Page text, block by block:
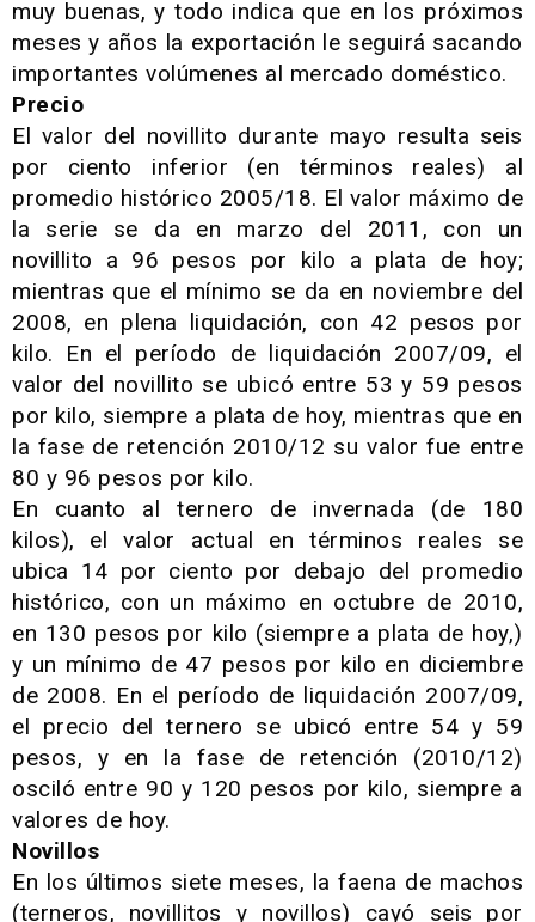
muy buenas, y todo indica que en los próximos
meses y años la exportación le seguirá sacando
importantes volúmenes al mercado doméstico.
Precio
El valor del novillito durante mayo resulta seis
por ciento inferior (en términos reales) al
promedio histórico 2005/18. El valor máximo de
la serie se da en marzo del 2011, con un
novillito a 96 pesos por kilo a plata de hoy;
mientras que el mínimo se da en noviembre del
2008, en plena liquidación, con 42 pesos por
kilo. En el período de liquidación 2007/09, el
valor del novillito se ubicó entre 53 y 59 pesos
por kilo, siempre a plata de hoy, mientras que en
la fase de retención 2010/12 su valor fue entre
80 y 96 pesos por kilo.
En cuanto al ternero de invernada (de 180
kilos), el valor actual en términos reales se
ubica 14 por ciento por debajo del promedio
histórico, con un máximo en octubre de 2010,
en 130 pesos por kilo (siempre a plata de hoy,)
y un mínimo de 47 pesos por kilo en diciembre
de 2008. En el período de liquidación 2007/09,
el precio del ternero se ubicó entre 54 y 59
pesos, y en la fase de retención (2010/12)
osciló entre 90 y 120 pesos por kilo, siempre a
valores de hoy.
Novillos
En los últimos siete meses, la faena de machos
(terneros, novillitos y novillos) cayó seis por